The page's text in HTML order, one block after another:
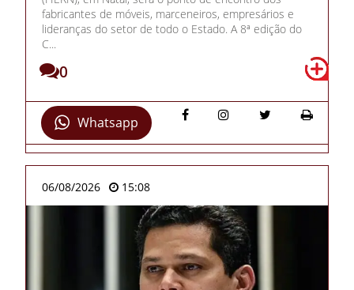
fabricantes de móveis, marceneiros, empresários e
lideranças do setor de todo o Estado. A 8ª edição do
C...
0
Whatsapp
06/08/2026 15:08